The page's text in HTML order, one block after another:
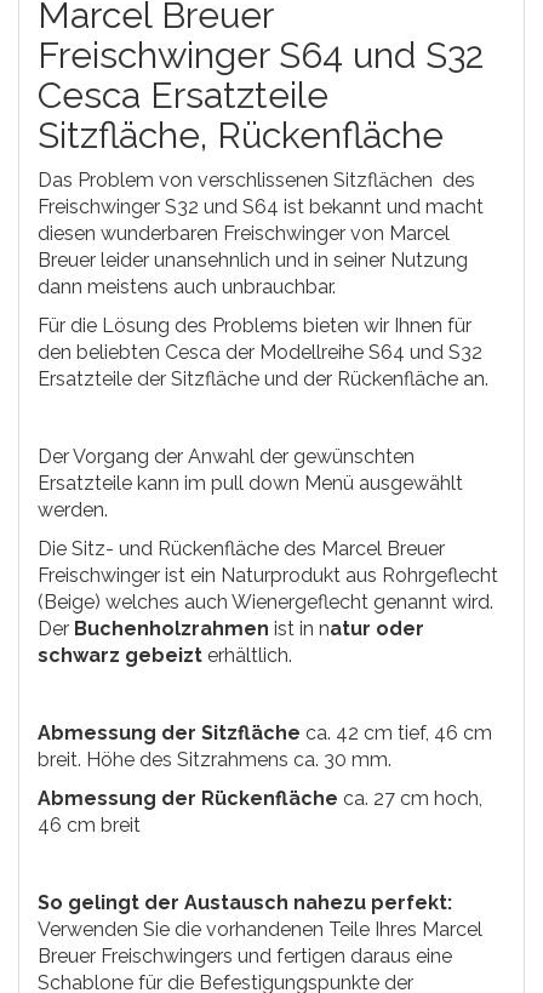
Marcel Breuer
Freischwinger S64 und S32
Cesca Ersatzteile
Sitzfläche, Rückenfläche
Das Problem von verschlissenen Sitzflächen des
Freischwinger S32 und S64 ist bekannt und macht
diesen wunderbaren Freischwinger von Marcel
Breuer leider unansehnlich und in seiner Nutzung
dann meistens auch unbrauchbar.
Für die Lösung des Problems bieten wir Ihnen für
den beliebten Cesca der Modellreihe S64 und S32
Ersatzteile der Sitzfläche und der Rückenfläche an.
Der Vorgang der Anwahl der gewünschten
Ersatzteile kann im pull down Menü ausgewählt
werden.
Die Sitz- und Rückenfläche des Marcel Breuer
Freischwinger ist ein Naturprodukt aus Rohrgeflecht
(Beige) welches auch Wienergeflecht genannt wird.
Der Buchenholzrahmen ist in natur oder
schwarz gebeizt erhältlich.
Abmessung der Sitzfläche ca. 42 cm tief, 46 cm
breit. Höhe des Sitzrahmens ca. 30 mm.
Abmessung der Rückenfläche ca. 27 cm hoch,
46 cm breit
So gelingt der Austausch nahezu perfekt:
Verwenden Sie die vorhandenen Teile Ihres Marcel
Breuer Freischwingers und fertigen daraus eine
Schablone für die Befestigungspunkte der